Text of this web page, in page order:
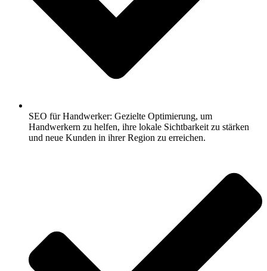
SEO für Handwerker: Gezielte Optimierung, um
Handwerkern zu helfen, ihre lokale Sichtbarkeit zu stärken
und neue Kunden in ihrer Region zu erreichen.